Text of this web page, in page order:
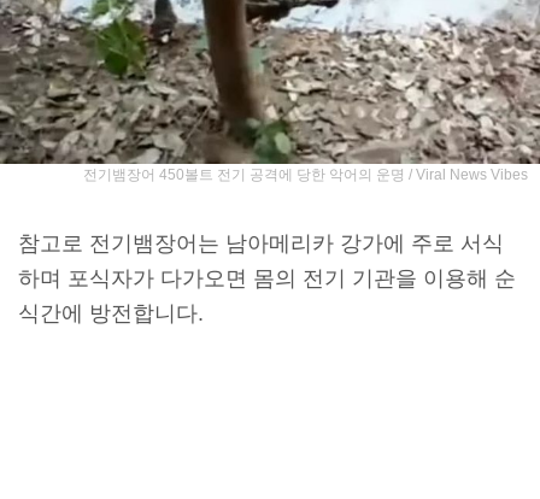
전기뱀장어 450볼트 전기 공격에 당한 악어의 운명 / Viral News Vibes
참고로 전기뱀장어는 남아메리카 강가에 주로 서식
하며 포식자가 다가오면 몸의 전기 기관을 이용해 순
식간에 방전합니다.